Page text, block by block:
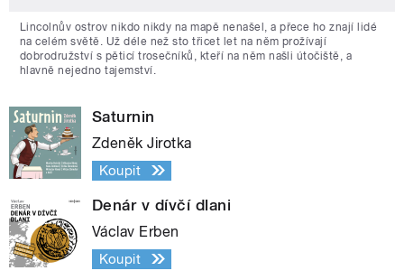
Lincolnův ostrov nikdo nikdy na mapě nenašel, a přece ho znají lidé
na celém světě. Už déle než sto třicet let na něm prožívají
dobrodružství s pěticí trosečníků, kteří na něm našli útočiště, a
hlavně nejedno tajemství.
Saturnin
Zdeněk Jirotka
Koupit
Denár v dívčí dlani
Václav Erben
Koupit